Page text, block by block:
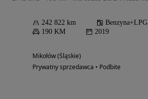
242 822 km Benzyna+LPG
190 KM
2019
Mikołów (Śląskie)
Prywatny sprzedawca • Podbite